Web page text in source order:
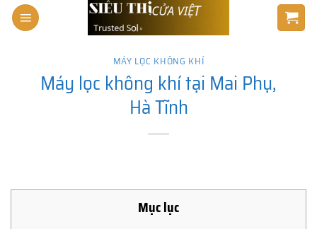
Skip
MÁY LỌC KHÔNG KHÍ
Máy lọc không khí tại Mai Phụ,
Hà Tĩnh
Mục lục